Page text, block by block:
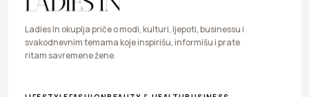
Ladies In okuplja priče o modi, kulturi, ljepoti, businessu i
svakodnevnim temama koje inspirišu, informišu i prate
ritam savremene žene.